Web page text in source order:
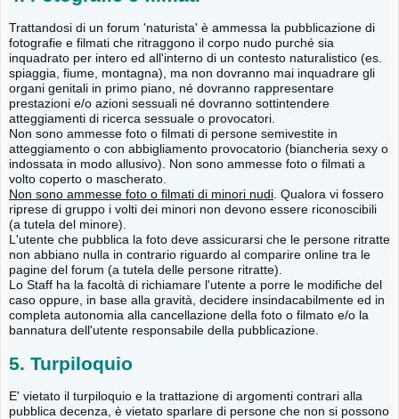
Trattandosi di un forum 'naturista' è ammessa la pubblicazione di
fotografie e filmati che ritraggono il corpo nudo purché sia
inquadrato per intero ed all'interno di un contesto naturalistico (es.
spiaggia, fiume, montagna), ma non dovranno mai inquadrare gli
organi genitali in primo piano, né dovranno rappresentare
prestazioni e/o azioni sessuali né dovranno sottintendere
atteggiamenti di ricerca sessuale o provocatori.
Non sono ammesse foto o filmati di persone semivestite in
atteggiamento o con abbigliamento provocatorio (biancheria sexy o
indossata in modo allusivo). Non sono ammesse foto o filmati a
volto coperto o mascherato.
Non sono ammesse foto o filmati di minori nudi. Qualora vi fossero
riprese di gruppo i volti dei minori non devono essere riconoscibili
(a tutela del minore).
L'utente che pubblica la foto deve assicurarsi che le persone ritratte
non abbiano nulla in contrario riguardo al comparire online tra le
pagine del forum (a tutela delle persone ritratte).
Lo Staff ha la facoltà di richiamare l'utente a porre le modifiche del
caso oppure, in base alla gravità, decidere insindacabilmente ed in
completa autonomia alla cancellazione della foto o filmato e/o la
bannatura dell'utente responsabile della pubblicazione.
5. Turpiloquio
E' vietato il turpiloquio e la trattazione di argomenti contrari alla
pubblica decenza, è vietato sparlare di persone che non si possono